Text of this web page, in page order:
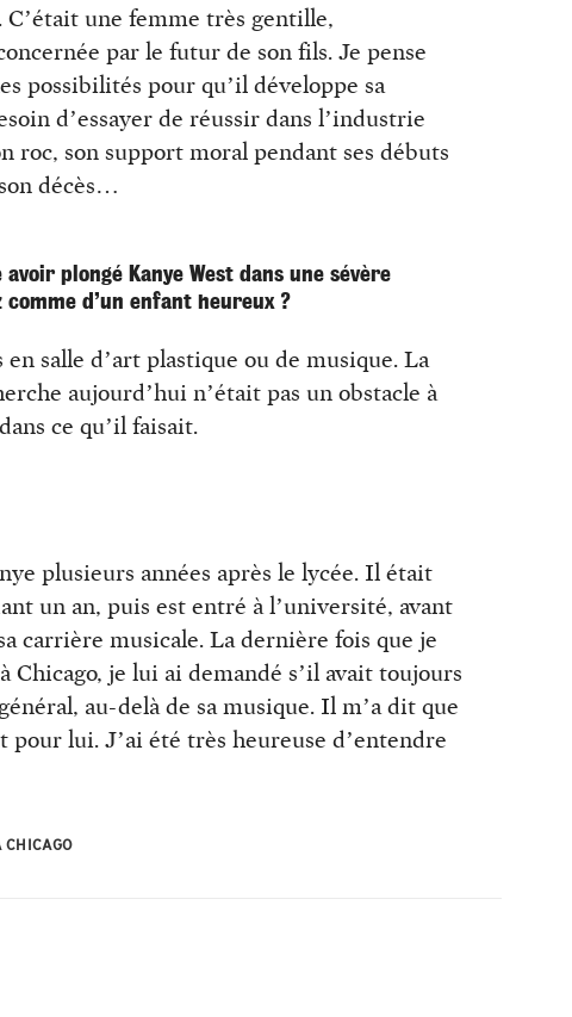
une femme très gentille,
par le futur de son fils. Je pense
possibilités pour qu’il développe sa
d’essayer de réussir dans l’industrie
roc, son support moral pendant ses débuts
décès…
plongé Kanye West dans une sévère
comme d’un enfant heureux ?
salle d’art plastique ou de musique. La
aujourd’hui n’était pas un obstacle à
ce qu’il faisait.
plusieurs années après le lycée. Il était
un an, puis est entré à l’université, avant
carrière musicale. La dernière fois que je
Chicago, je lui ai demandé s’il avait toujours
au-delà de sa musique. Il m’a dit que
lui. J’ai été très heureuse d’entendre
CHICAGO